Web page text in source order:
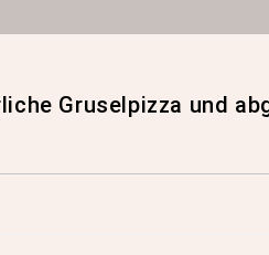
Gruselpizza und